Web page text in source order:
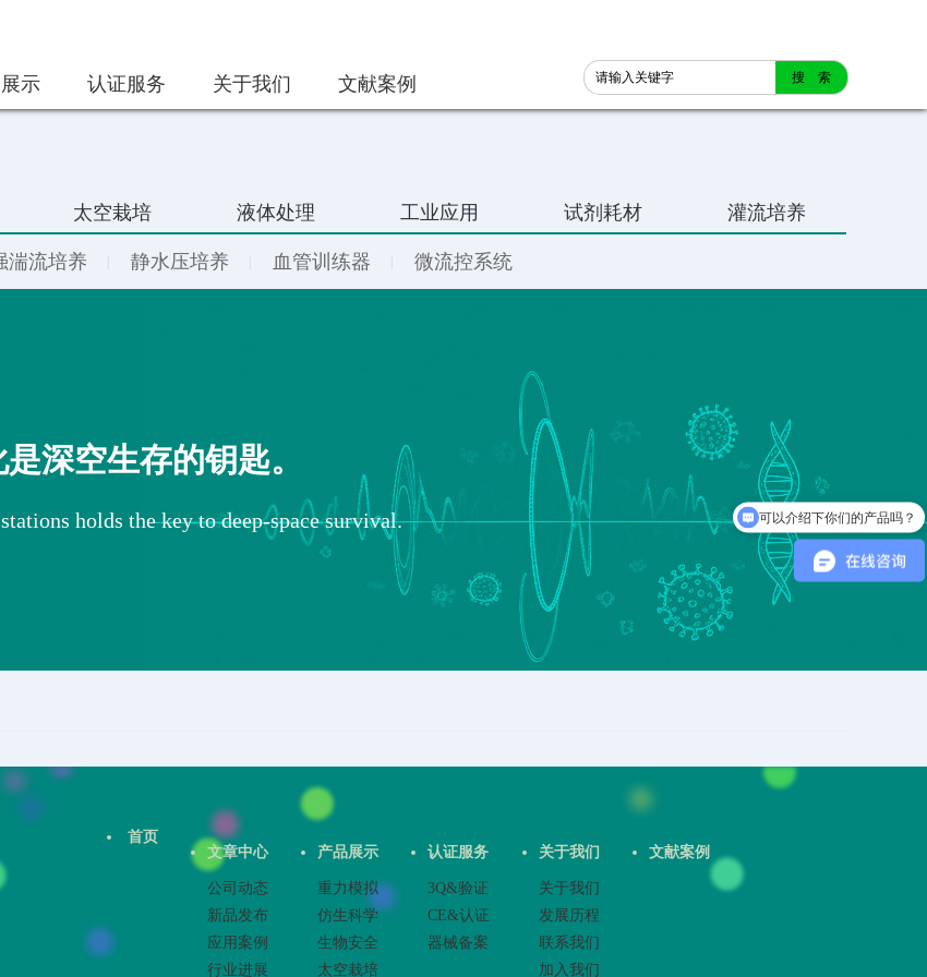
示 认证服务 关于我们 文献案例
湍流培养 静水压培养 血管训练器 微流控系统
太空栽培 液体处理 工业应用 试剂耗材 灌流培养
深空生存的钥匙。
holds the key to deep-space survival.
首页
文章中心
公司动态
新品发布
应用案例
行业进展
产品展示
重力模拟
仿生科学
生物安全
太空栽培
认证服务
3Q&验证
CE&认证
器械备案
关于我们
关于我们
发展历程
联系我们
加入我们
文献案例
可以介绍下你们的产品吗？